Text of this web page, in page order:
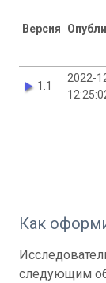
Версия
1.1
2022-
Как
следующим